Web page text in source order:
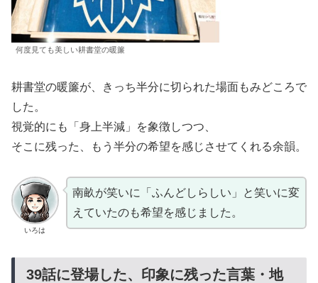
何度見ても美しい耕書堂の暖簾
耕書堂の暖簾が、きっち半分に切られた場面もみどころで
した。
視覚的にも「身上半減」を象徴しつつ、
そこに残った、もう半分の希望を感じさせてくれる余韻。
いろは
南畝が笑いに「ふんどしらしい」と笑いに変
えていたのも希望を感じました。
39話に登場した、印象に残った言葉・地